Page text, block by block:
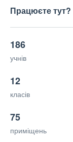
Працюєте тут?
186
учнів
12
класів
75
приміщень